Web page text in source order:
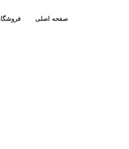
صفحه اصلی